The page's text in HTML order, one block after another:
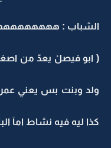
الشباب :
( ابو فيصلْ يعدّ من
كذا ليه فيه نشاط امآ